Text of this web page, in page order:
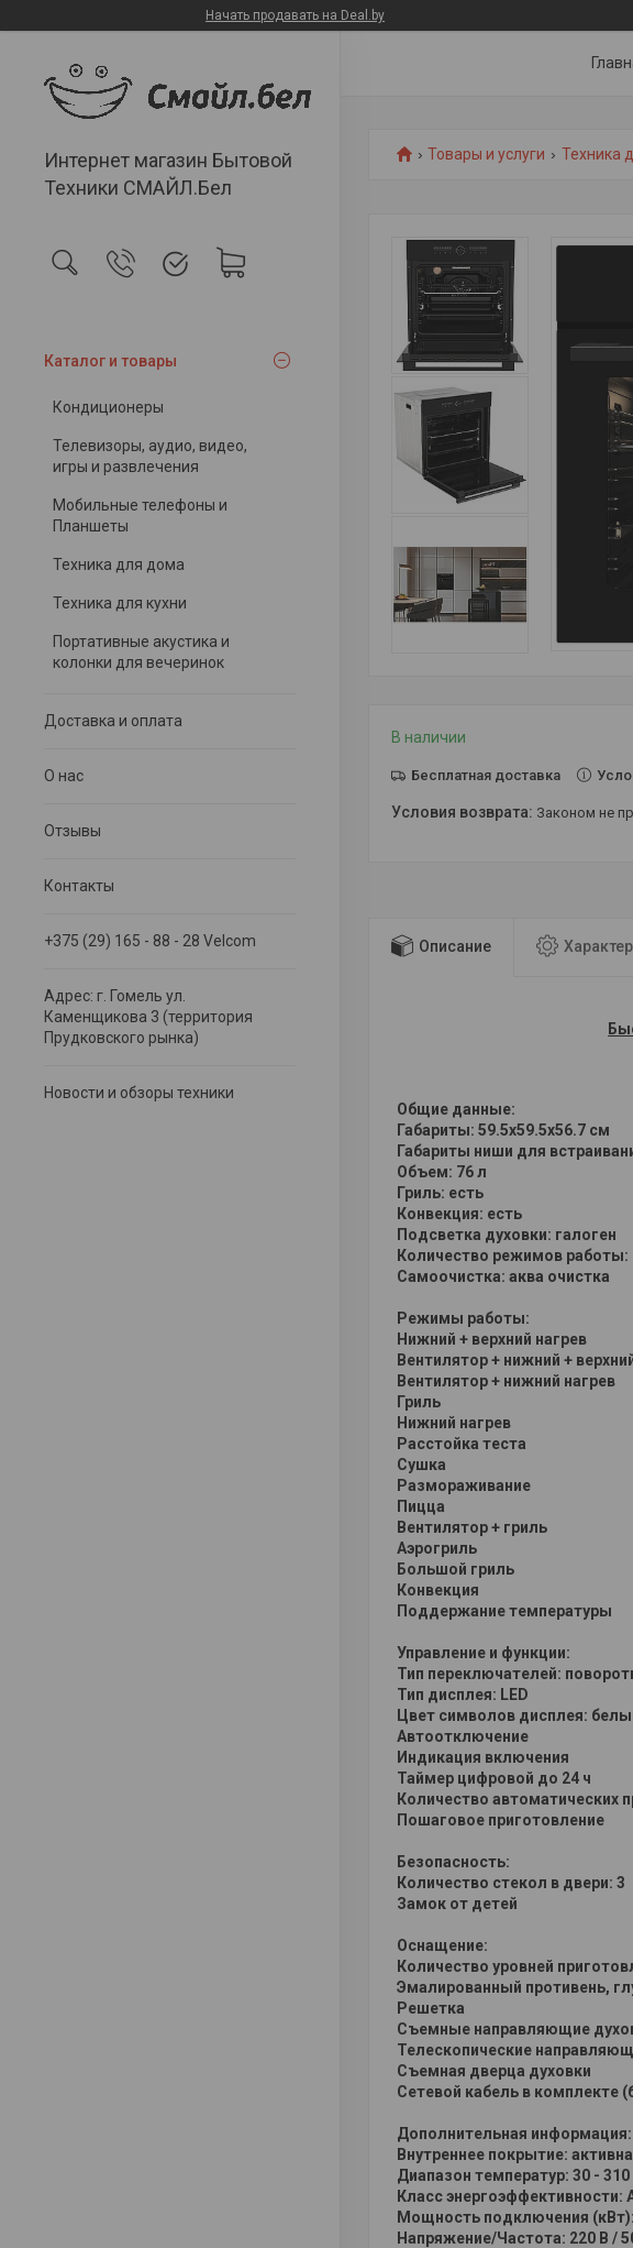
Начать продавать на Deal.by
Интернет магазин Бытовой
Техники СМАЙЛ.Бел
Каталог и товары
Кондиционеры
Телевизоры, аудио, видео,
игры и развлечения
Мобильные телефоны и
Планшеты
Техника для дома
Техника для кухни
Портативные акустика и
колонки для вечеринок
Доставка и оплата
О нас
Отзывы
Контакты
+375 (29) 165 - 88 - 28 Velcom
Адрес: г. Гомель ул.
Каменщикова 3 (территория
Прудковского рынка)
Новости и обзоры техники
Товары и услуги Техника
В наличии
Бесплатная доставка
Законом не
Описание
Общие данные:
Габариты: 59.5x59.5x56.7 см
Габариты ниши для
Объем: 76 л
Гриль: есть
Конвекция: есть
Подсветка духовки: галоген
Количество режимов работы:
Самоочистка: аква очистка
Режимы работы:
Нижний + верхний нагрев
Вентилятор + нижний +
Вентилятор + нижний нагрев
Гриль
Нижний нагрев
Расстойка теста
Сушка
Размораживание
Пицца
Вентилятор + гриль
Аэрогриль
Большой гриль
Конвекция
Поддержание температуры
Управление и функции:
Тип переключателей:
Тип дисплея: LED
Цвет символов дисплея:
Автоотключение
Индикация включения
Таймер цифровой до 24 ч
Количество автоматических
Пошаговое приготовление
Безопасность:
Количество стекол в двери: 3
Замок от детей
Оснащение:
Количество уровней
Эмалированный противень,
Решетка
Съемные направляющие
Телескопические
Съемная дверца духовки
Сетевой кабель в комплекте
Дополнительная информация:
Внутреннее покрытие:
Диапазон температур: 30 - 310
Класс энергоэффективности:
Мощность подключения
Напряжение/Частота: 220 В /